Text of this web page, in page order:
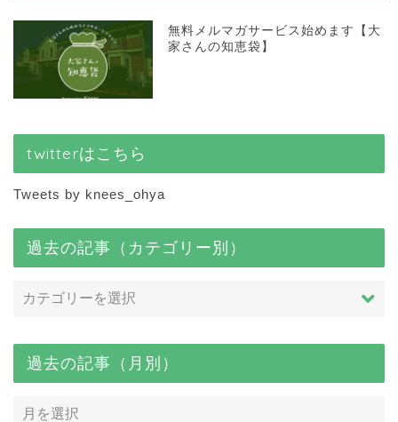
無料メルマガサービス始めます【大
家さんの知恵袋】
twitterはこちら
Tweets by knees_ohya
過去の記事（カテゴリー別）
過去の記事（月別）